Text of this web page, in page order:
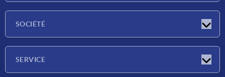
SOCIÉTÉ
SERVICE